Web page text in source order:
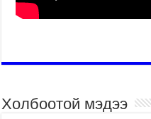
Холбоотой мэдээ